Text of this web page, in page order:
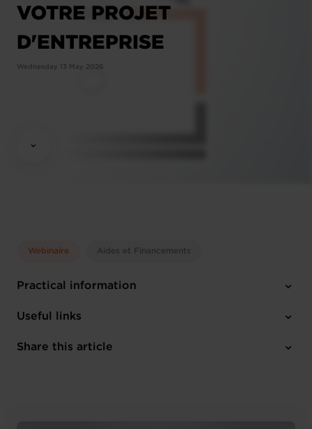
VOTRE PROJET
D'ENTREPRISE
Wednesday 13 May 2026
Webinaire Aides et Financements
Practical information
Wednesday 13 May 2026
Online Workshop
Useful links
Register here
Share this article